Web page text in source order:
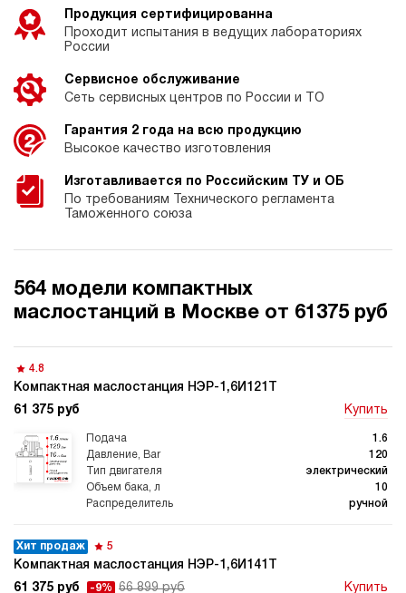
Продукция сертифицированна
Проходит испытания в ведущих лабораториях
России
Сервисное обслуживание
Сеть сервисных центров по России и ТО
Гарантия 2 года на всю продукцию
Высокое качество изготовления
Изготавливается по Российским ТУ и ОБ
По требованиям Технического регламента
Таможенного союза
564 модели компактных
маслостанций в Москве от 61375 руб
Компактная маслостанция НЭР-1,6И121Т
4.8
61 375 руб Купить
1.6
120
электрический
10
ручной
Компактная маслостанция НЭР-1,6И141Т
Хит продаж 5
61 375 руб -9% 66 899 руб Купить